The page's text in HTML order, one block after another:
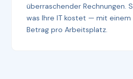
überraschender Rechnungen.
was Ihre IT kostet — mit
Betrag pro Arbeitsplatz.